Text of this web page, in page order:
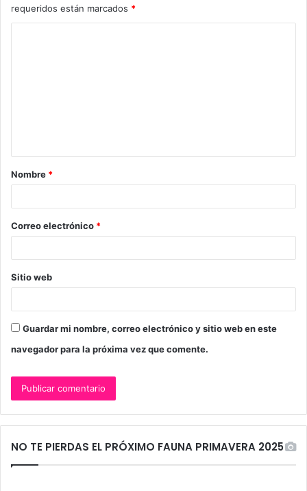
requeridos están marcados *
a
r
*
Nombre *
Correo electrónico *
Sitio web
Guardar mi nombre, correo electrónico y sitio web en este
navegador para la próxima vez que comente.
NO TE PIERDAS EL PRÓXIMO FAUNA PRIMAVERA 2025